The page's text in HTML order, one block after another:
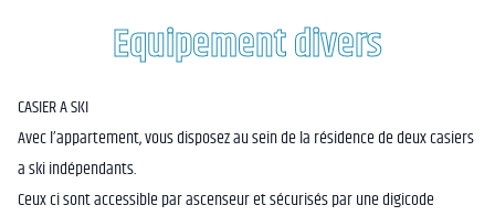
Equipement divers
CASIER A SKI
Avec l’appartement, vous disposez au sein de la résidence de deux casiers
a ski indépendants.
Ceux ci sont accessible par ascenseur et sécurisés par une digicode